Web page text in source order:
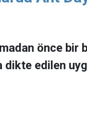
önce bir
edilen